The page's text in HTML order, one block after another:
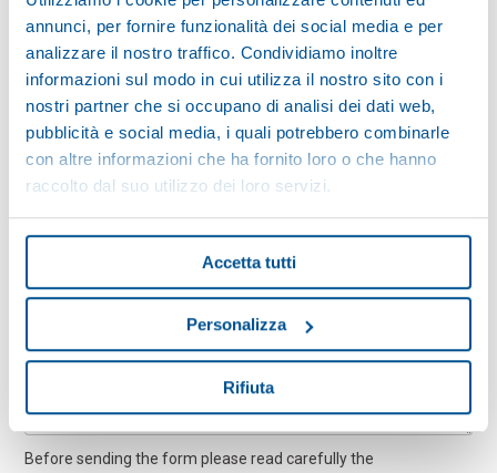
annunci, per fornire funzionalità dei social media e per
analizzare il nostro traffico. Condividiamo inoltre
informazioni sul modo in cui utilizza il nostro sito con i
nostri partner che si occupano di analisi dei dati web,
pubblicità e social media, i quali potrebbero combinarle
con altre informazioni che ha fornito loro o che hanno
raccolto dal suo utilizzo dei loro servizi.
Accetta tutti
Personalizza
Rifiuta
E-mail
Before sending the form please read carefully the